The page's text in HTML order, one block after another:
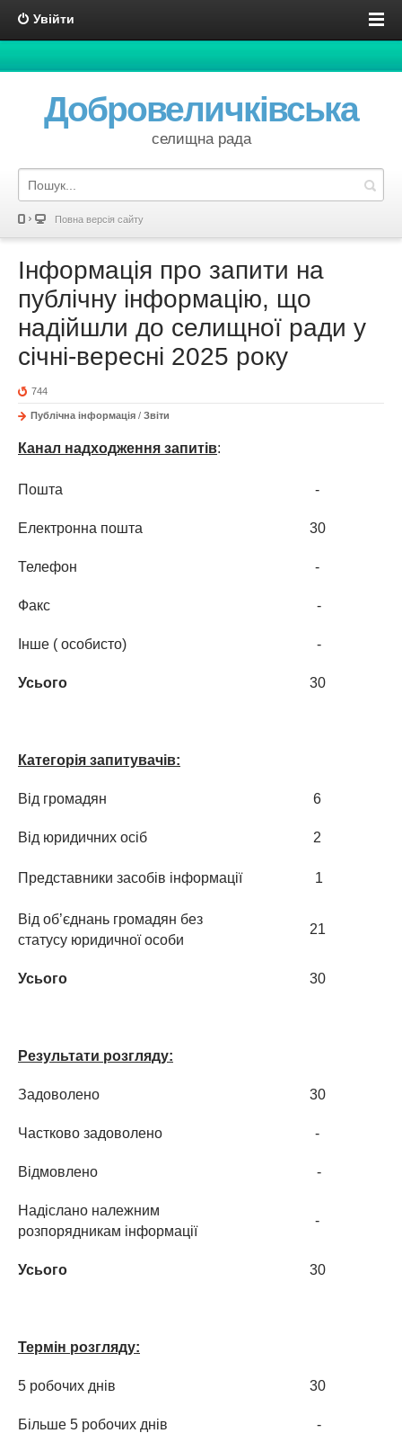
Увійти
Добровеличківська
селищна рада
Повна версія сайту
Інформація про запити на
публічну інформацію, що
надійшли до селищної ради у
січні-вересні 2025 року
744
Публічна інформація / Звіти
Канал надходження запитів:
Пошта -
Електронна пошта 30
Телефон -
Факс -
Інше ( особисто) -
Усього 30
Категорія запитувачів:
Від громадян 6
Від юридичних осіб 2
Представники засобів інформації 1
Від об’єднань громадян без
статусу юридичної особи
21
Усього 30
Результати розгляду:
Задоволено 30
Частково задоволено -
Відмовлено -
Надіслано належним
розпорядникам інформації
-
Усього 30
Термін розгляду:
5 робочих днів 30
Більше 5 робочих днів -